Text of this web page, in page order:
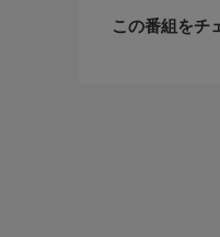
この番組をチ